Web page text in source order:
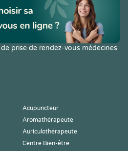
prise de rendez-vous médecines
Acupuncteur
Aromathérapeute
Auriculothérapeute
Centre Bien-être